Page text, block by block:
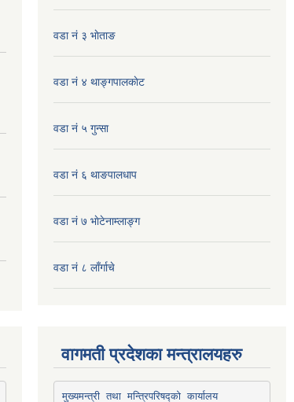
वडा नं ३ भाेताङ
वडा नं ४ थाङ्गपालकाेट
वडा नं ५ गुन्सा
वडा नं ६ थाङपालधाप
वडा नं ७ भाेटेनाम्लाङ्ग
वडा नं ८ लाँर्गाचे
वागमती प्रदेशका मन्त्रालयहरु
मुख्यमन्त्री तथा मन्त्रिपरिषद्को कार्यालय